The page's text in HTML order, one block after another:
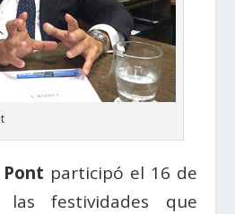
Pont participó el 16 de
las festividades que